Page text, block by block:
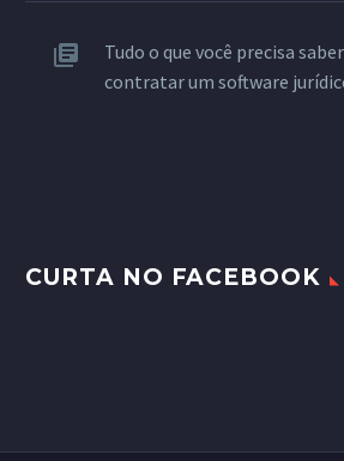
Tudo o que você precisa
contratar um software
CURTA NO FACEBOOK